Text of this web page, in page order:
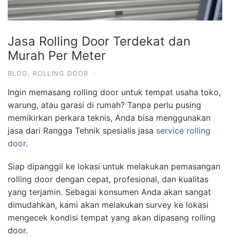
Jasa Rolling Door Terdekat dan
Murah Per Meter
BLOG ROLLING DOOR ·
Ingin memasang rolling door untuk tempat usaha toko,
warung, atau garasi di rumah? Tanpa perlu pusing
memikirkan perkara teknis, Anda bisa menggunakan
jasa dari Rangga Tehnik spesialis jasa service rolling
door.
Siap dipanggil ke lokasi untuk melakukan pemasangan
rolling door dengan cepat, profesional, dan kualitas
yang terjamin. Sebagai konsumen Anda akan sangat
dimudahkan, kami akan melakukan survey ke lokasi
mengecek kondisi tempat yang akan dipasang rolling
door.